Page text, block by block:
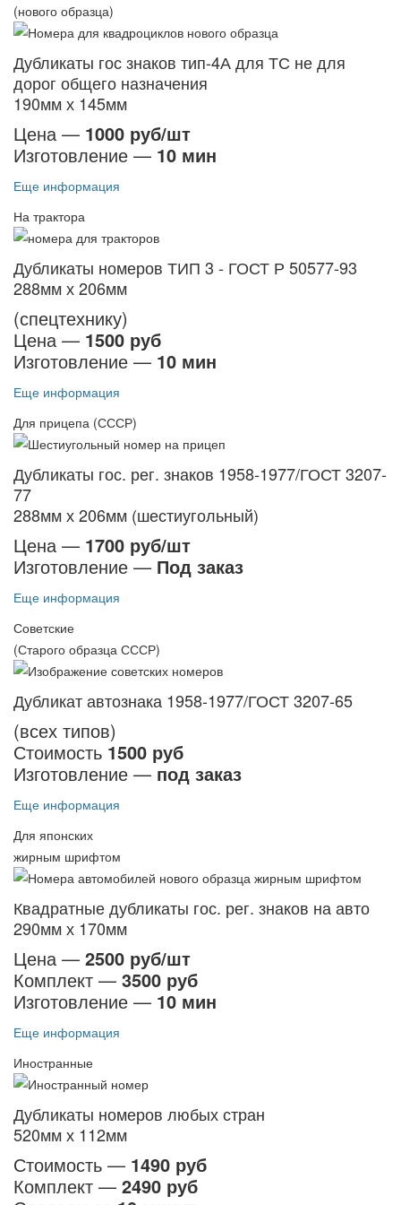
(нового образца)
Дубликаты гос знаков тип-4А для ТС не для
дорог общего назначения
190мм х 145мм
Цена — 1000 руб/шт
Изготовление — 10 мин
Еще информация
На трактора
Дубликаты номеров ТИП 3 - ГОСТ Р 50577-93
288мм х 206мм
(спецтехнику)
Цена — 1500 руб
Изготовление — 10 мин
Еще информация
Для прицепа (СССР)
Дубликаты гос. рег. знаков 1958-1977/ГОСТ 3207-
77
288мм х 206мм (шестиугольный)
Цена — 1700 руб/шт
Изготовление — Под заказ
Еще информация
Советские
(Старого образца СССР)
Дубликат автознака 1958-1977/ГОСТ 3207-65
(всех типов)
Стоимость 1500 руб
Изготовление — под заказ
Еще информация
Для японских
жирным шрифтом
Квадратные дубликаты гос. рег. знаков на авто
290мм х 170мм
Цена — 2500 руб/шт
Комплект — 3500 руб
Изготовление — 10 мин
Еще информация
Иностранные
Дубликаты номеров любых стран
520мм х 112мм
Стоимость — 1490 руб
Комплект — 2490 руб